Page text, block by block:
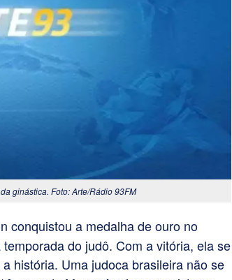
ginástica. Foto: Arte/Rádio 93FM
conquistou a medalha de ouro no
do judô. Com a vitória, ela se
história. Uma judoca brasileira não se